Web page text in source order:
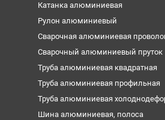
Катанка алюминиевая
Рулон алюминиевый
Сварочная алюминиевая
Сварочный алюминиевый пруток
Труба алюминиевая квадратная
Труба алюминиевая профильная
Труба алюминиевая
Шина алюминиевая, полоса